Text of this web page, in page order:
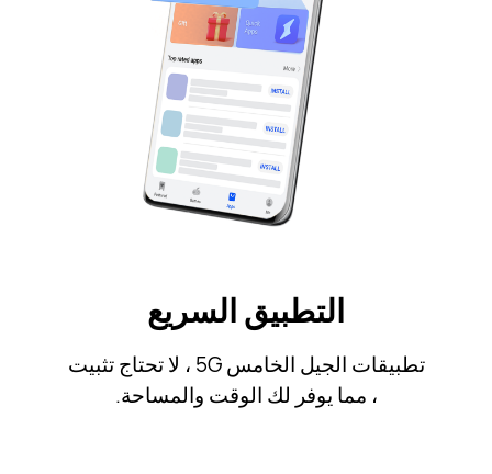
التطبيق السريع
تطبيقات الجيل الخامس 5G ، لا تحتاج تثبيت
، مما يوفر لك الوقت والمساحة.